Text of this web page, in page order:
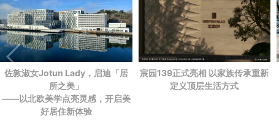
佐敦淑女Jotun Lady，启迪「居
所之美」
——以北欧美学点亮灵感，开启美
好居住新体验
宸园139正式亮相 以家族传承重新
定义顶层生活方式